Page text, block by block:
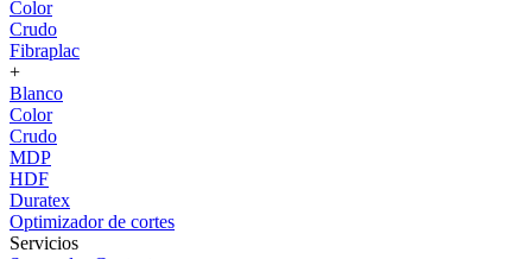
Color
Crudo
Fibraplac
+
Blanco
Color
Crudo
MDP
HDF
Duratex
Optimizador de cortes
Servicios